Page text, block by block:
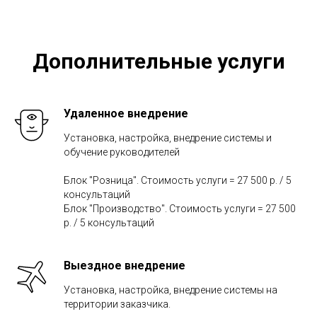
Дополнительные услуги
Удаленное внедрение
Установка, настройка, внедрение системы и
обучение руководителей
Блок "Розница". Стоимость услуги = 27 500 р. / 5
консультаций
Блок "Производство". Стоимость услуги = 27 500
р. / 5 консультаций
Выездное внедрение
Установка, настройка, внедрение системы на
территории заказчика.